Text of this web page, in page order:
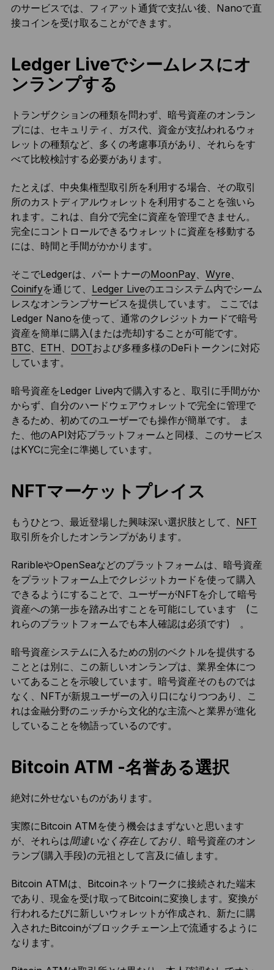
のサービスでは、フィアット通貨で支払い後、Nanoで直
接コインを受け取ることができます。
Ledger Liveでシームレスにオ
ンランプする
トランザクションの種類を問わず、暗号資産のオンラン
プには、セキュリティ、ガス代、資金が支払われるウォ
レットの種類など、多くの考慮事項があり、それらをす
べて比較検討する必要があります。
たとえば、中央集権型取引所を利用する場合、その取引
所のカストディアルウォレットを利用することを強いら
れます。これは、自分で完全に資産を管理できません。
完全にコントロールできるウォレットに資産を移動する
には、時間と手間がかかります。
そこでLedgerは、パートナーのMoonPay、 Wyre
Coinifyを通じて、 Ledger Liveのエコシステム内でシーム
レスなオンランプサービスを提供しています。 ここでは
Ledger Nanoを使って、通常のクレジットカードで暗号
資産を簡単に購入(または売却)することが可能です。
BTC、 ETH DOTおよび多種多様のDeFiトークンに対応
しています。
暗号資産をLedger Live内で購入すると、取引に手間がか
からず、自分のハードウェアウォレットで完全に管理で
きるため、初めてのユーザーでも操作が簡単です。 ま
た、他のAPI対応プラットフォームと同様、このサービス
はKYCに完全に準拠しています。
NFTマーケットプレイス
もうひとつ、最近登場した興味深い選択肢として、 NFT
取引所を介したオンランプがあります。
RaribleやOpenSeaなどのプラットフォームは、暗号資産
をプラットフォーム上でクレジットカードを使って購入
できるようにすることで、ユーザーがNFTを介して暗号
資産への第一歩を踏み出すことを可能にしています (こ
れらのプラットフォームでも本人確認は必須です) 。
暗号資産システムに入るための別のベクトルを提供する
こととは別に、この新しいオンランプは、業界全体につ
いてあることを示唆しています。暗号資産そのものでは
なく、NFTが新規ユーザーの入り口になりつつあり、こ
れは金融分野のニッチから文化的な主流へと業界が進化
していることを物語っているのです。
Bitcoin ATM -名誉ある選択
絶対に外せないものがあります。
実際にBitcoin ATMを使う機会はまずないと思います
が、それらは間違いなく存在しており 、暗号資産のオン
ランプ(購入手段)の元祖として言及に値します。
Bitcoin ATMは、Bitcoinネットワークに接続された端末
であり、現金を受け取ってBitcoinに変換します。変換が
行われるたびに新しいウォレットが作成され、新たに購
入されたBitcoinがブロックチェーン上で流通するように
なります。